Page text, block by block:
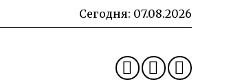
Сегодня: 07.08.2026